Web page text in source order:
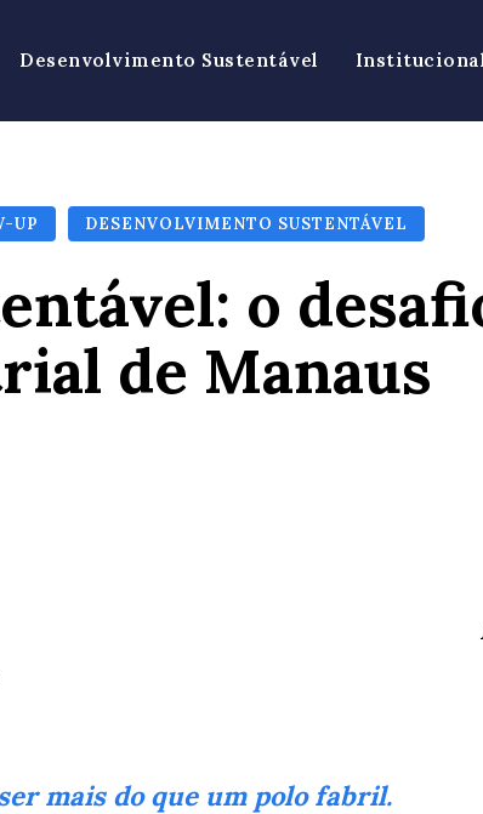
Desenvolvimento Sustentável
UP DESENVOLVIMENTO SUSTENTÁVEL
o
de Manaus
mais do que um polo fabril.